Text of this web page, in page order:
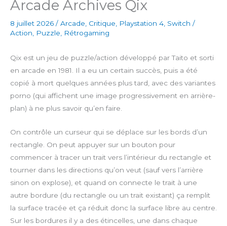
Arcade Archives Qix
8 juillet 2026 / Arcade Critique Playstation 4 Switch /
Action
Puzzle Rétrogaming
Qix est un jeu de puzzle/action développé par Taito et sorti
en arcade en 1981. Il a eu un certain succès, puis a été
copié à mort quelques années plus tard, avec des variantes
porno (qui affichent une image progressivement en arrière-
plan) à ne plus savoir qu’en faire.
On contrôle un curseur qui se déplace sur les bords d’un
rectangle. On peut appuyer sur un bouton pour
commencer à tracer un trait vers l’intérieur du rectangle et
tourner dans les directions qu’on veut (sauf vers l’arrière
sinon on explose), et quand on connecte le trait à une
autre bordure (du rectangle ou un trait existant) ça remplit
la surface tracée et ça réduit donc la surface libre au centre.
Sur les bordures il y a des étincelles, une dans chaque